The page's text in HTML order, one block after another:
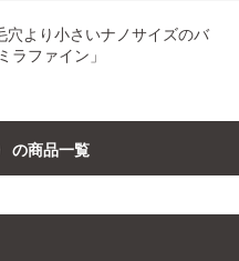
穴より小さいナノサイズのバ
ラファイン」
の商品一覧